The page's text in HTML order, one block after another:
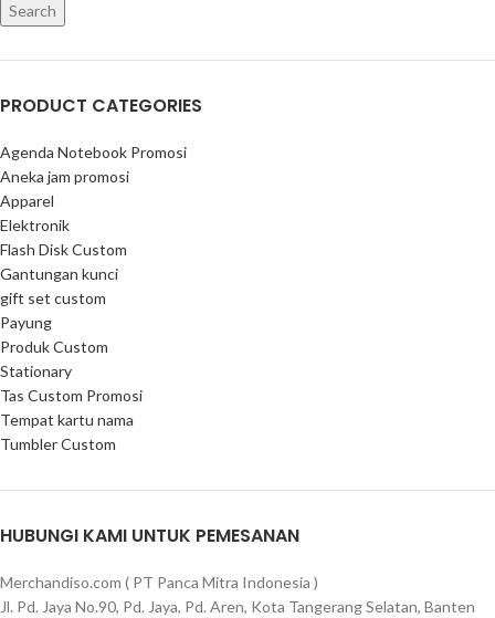
Search
PRODUCT CATEGORIES
Agenda Notebook Promosi
Aneka jam promosi
Apparel
Elektronik
Flash Disk Custom
Gantungan kunci
gift set custom
Payung
Produk Custom
Stationary
Tas Custom Promosi
Tempat kartu nama
Tumbler Custom
HUBUNGI KAMI UNTUK PEMESANAN
Merchandiso.com ( PT Panca Mitra Indonesia )
Jl. Pd. Jaya No.90, Pd. Jaya, Pd. Aren, Kota Tangerang Selatan, Banten